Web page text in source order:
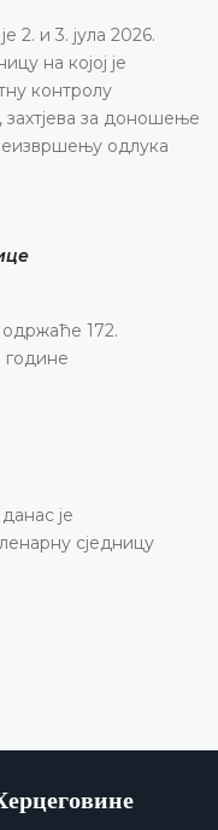
2. и 3. јула 2026.
на којој је
контролу
захтјева за доношење
одлука
172.
године
је
сједницу